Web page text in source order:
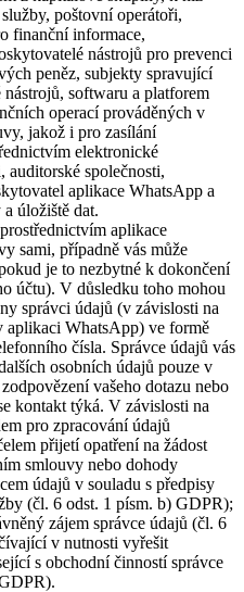
poštovní operátoři,
finanční informace,
nástrojů pro prevenci
peněz, subjekty spravující
softwaru a platforem
operací prováděných v
jakož i pro zasílání
elektronické
auditorské společnosti,
aplikace WhatsApp a
úložiště dat.
aplikace
sami, případně vás může
je to nezbytné k dokončení
účtu). V důsledku toho mohou
správci údajů (v závislosti na
aplikaci WhatsApp) ve formě
čísla. Správce údajů vás
osobních údajů pouze v
vašeho dotazu nebo
kontakt týká. V závislosti na
pro zpracování údajů
přijetí opatření na žádost
smlouvy nebo dohody
údajů v souladu s předpisy
(čl. 6 odst. 1 písm. b) GDPR);
zájem správce údajů (čl. 6
v nutnosti vyřešit
s obchodní činností správce